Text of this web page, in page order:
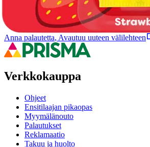
Ovatko tuotetiedot riittävät? Jos
voisi muuten parantaa, anna palautetta.
Anna palautetta, Avautuu uuteen välilehteen
Verkkokauppa
Ohjeet
Ensitilaajan pikaopas
Myymälänouto
Palautukset
Reklamaatio
Takuu ja huolto